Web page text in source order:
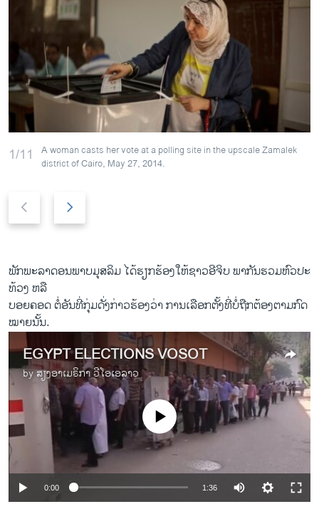
1/11
A woman casts her vote at a polling site in the upscale Zamalek
district of Cairo, May 27, 2014.
e
i
o
u
s
s
l
i
d
e
x
s
i
e
ພັກ​ພະລາດອນ​ພາບມຸສລິ​ມ ​ໄດ້​ຮຽກຮ້ອງ​ໃຫ້ຊາວ​ອີ​ຈິບ ພາກັນ​ຮວມຫົວປະ​
ທ້ວງ ຫລື
ບອຍຄອດ ຕໍ່ອັນ​ທີ່​ກຸ່ມ​ດັ່ງ​ກ່າວ​ຮ້ອງ​ວ່າ ການ​ເລືອກ​ຕັ້ງ​ທີ່​ບໍ່​ຖືກຕ້ອງ​ຕາມກົດ
ໝາຍນັ້ນ.
EGYPT ELECTIONS VOSOT
byສຽງອາເມຣິກາ ວີໂອເອລາວ
No media source currently available
0:00 1:36